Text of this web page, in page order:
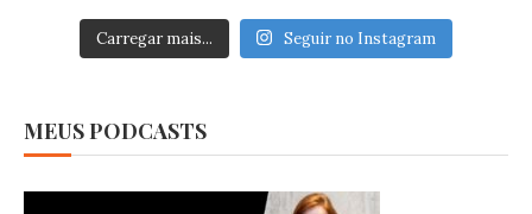
Carregar mais... Seguir no Instagram
MEUS PODCASTS